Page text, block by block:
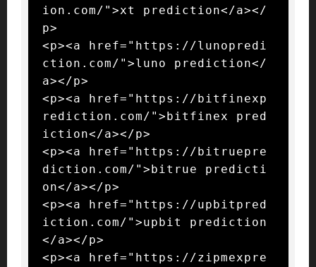
ion.com/">xt prediction</a></
p>
<p><a href="https://lunopredi
ction.com/">luno prediction</
a></p>
<p><a href="https://bitfinexp
rediction.com/">bitfinex pred
iction</a></p>
<p><a href="https://bitruepre
diction.com/">bitrue predicti
on</a></p>
<p><a href="https://upbitpred
iction.com/">upbit prediction
</a></p>
<p><a href="https://zipmexpre